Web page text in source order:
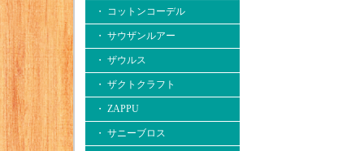
・ コットンコーデル
・ サウザンルアー
・ ザウルス
・ ザクトクラフト
・ ZAPPU
・ サニーブロス